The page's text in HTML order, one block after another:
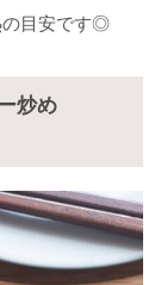
の目安です◎
炒め